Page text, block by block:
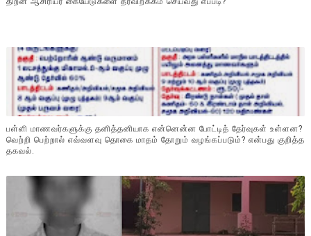
பள்ளி மாணவர்களுக்கு தனித்தனியாக என்னென்ன போட்டித் தேர்வுகள் உள்ளன?
வெற்றி பெற்றால் எவ்வளவு தொகை மாதம் தோறும் வழங்கப்படும்? என்பது குறித்த
தகவல்.